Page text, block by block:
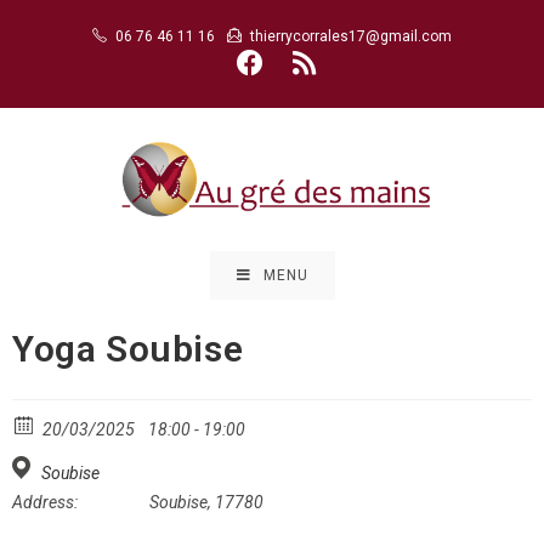
06 76 46 11 16 thierrycorrales17@gmail.com
MENU
Yoga Soubise
20/03/2025 18:00 - 19:00
Soubise
Address:
Soubise, 17780